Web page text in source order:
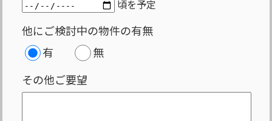
頃を予定
他にご検討中の物件の有無
有
無
その他ご要望